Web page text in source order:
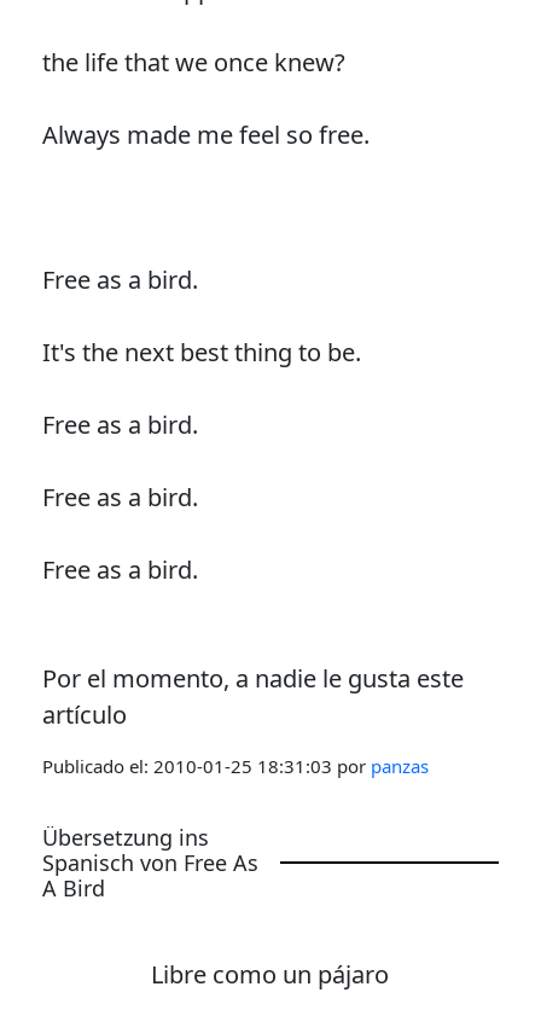
the life that we once knew?
Always made me feel so free.
Free as a bird.
It's the next best thing to be.
Free as a bird.
Free as a bird.
Free as a bird.
Por el momento, a nadie le gusta este
artículo
Publicado el: 2010-01-25 18:31:03 por panzas
Übersetzung ins
Spanisch von Free As
A Bird
Libre como un pájaro